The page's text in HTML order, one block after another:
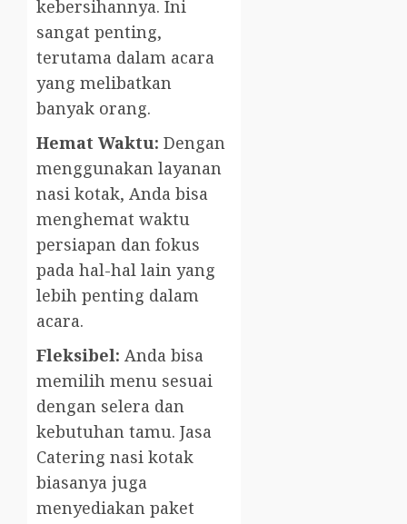
kebersihannya. Ini
sangat penting,
terutama dalam acara
yang melibatkan
banyak orang.
Hemat Waktu: Dengan
menggunakan layanan
nasi kotak, Anda bisa
menghemat waktu
persiapan dan fokus
pada hal-hal lain yang
lebih penting dalam
acara.
Fleksibel: Anda bisa
memilih menu sesuai
dengan selera dan
kebutuhan tamu. Jasa
Catering nasi kotak
biasanya juga
menyediakan paket